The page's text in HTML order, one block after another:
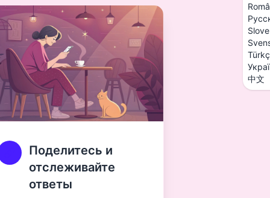
中文
Поделитесь и
отслеживайте
ответы